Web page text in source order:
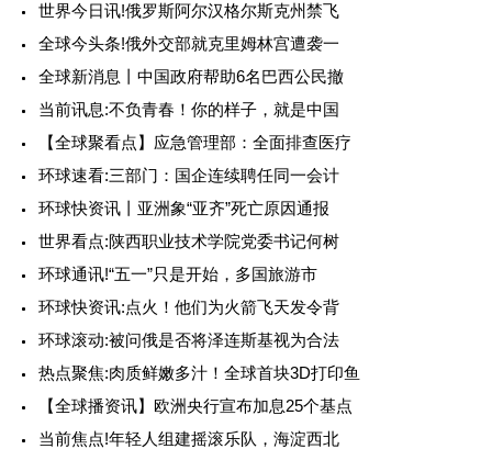
世界今日讯!俄罗斯阿尔汉格尔斯克州禁飞
全球今头条!俄外交部就克里姆林宫遭袭一
全球新消息丨中国政府帮助6名巴西公民撤
当前讯息:不负青春！你的样子，就是中国
【全球聚看点】应急管理部：全面排查医疗
环球速看:三部门：国企连续聘任同一会计
环球快资讯丨亚洲象“亚齐”死亡原因通报
世界看点:陕西职业技术学院党委书记何树
环球通讯!“五一”只是开始，多国旅游市
环球快资讯:点火！他们为火箭飞天发令背
环球滚动:被问俄是否将泽连斯基视为合法
热点聚焦:肉质鲜嫩多汁！全球首块3D打印鱼
【全球播资讯】欧洲央行宣布加息25个基点
当前焦点!年轻人组建摇滚乐队，海淀西北